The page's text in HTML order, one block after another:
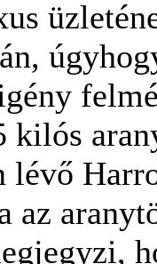
kilós
lévő
az